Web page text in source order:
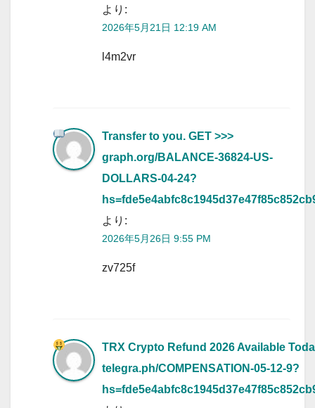
より:
2026年5月21日 12:19 AM
l4m2vr
Transfer to you. GET >>>
graph.org/BALANCE-36824-US-
DOLLARS-04-24?
より:
2026年5月26日 9:55 PM
zv725f
TRX Crypto Refund 2026 Available
telegra.ph/COMPENSATION-05-12-9?